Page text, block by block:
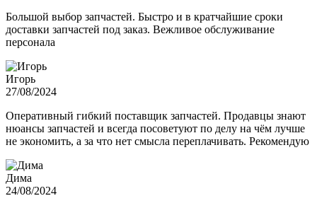
Большой выбор запчастей. Быстро и в кратчайшие сроки
доставки запчастей под заказ. Вежливое обслуживание
персонала
Игорь
27/08/2024
Оперативный гибкий поставщик запчастей. Продавцы знают
нюансы запчастей и всегда посоветуют по делу на чём лучше
не экономить, а за что нет смысла переплачивать. Рекомендую
Дима
24/08/2024